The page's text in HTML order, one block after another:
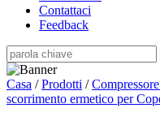
Contattaci
Feedback
Casa /Prodotti /
scorrimento ermetico per